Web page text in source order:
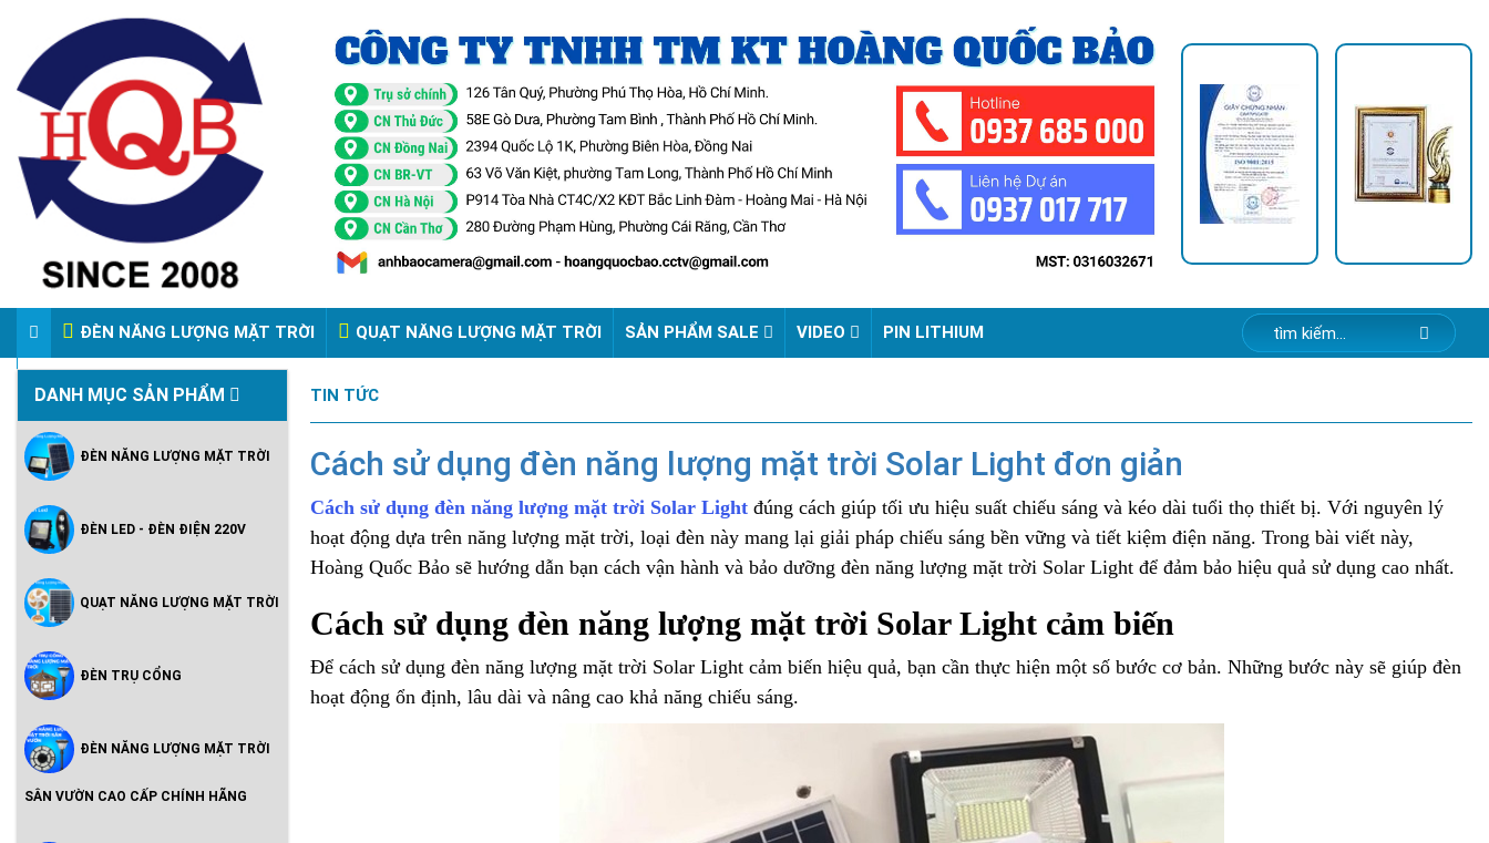
ĐÈN NĂNG LƯỢNG MẶT TRỜI QUẠT NĂNG LƯỢNG MẶT TRỜI SẢN PHẨM SALE VIDEO PIN LITHIUM
VIDEO ĐÈN PHA ĐIỆN 220V
DANH MỤC SẢN PHẨM
ĐÈN NĂNG LƯỢNG MẶT TRỜI
ĐÈN LED - ĐÈN ĐIỆN 220V
Hoàng Quốc Bảo - Độ Sáng Cao,
QUẠT NĂNG LƯỢNG MẶT TRỜI
ĐÈN TRỤ CỔNG
ĐÈN NĂNG LƯỢNG MẶT TRỜI
SÂN VƯỜN CAO CẤP CHÍNH HÃNG
TIN TỨC
Cách sử dụng đèn năng lượng mặt trời Solar Light đơn giản
Cách sử dụng đèn năng lượng mặt trời Solar Light đúng cách giúp tối ưu hiệu suất chiếu sáng và kéo dài tuổi thọ thiết bị. Với nguyên lý
hoạt động dựa trên năng lượng mặt trời, loại đèn này mang lại giải pháp chiếu sáng bền vững và tiết kiệm điện năng. Trong bài viết này,
Hoàng Quốc Bảo sẽ hướng dẫn bạn cách vận hành và bảo dưỡng đèn năng lượng mặt trời Solar Light​ để đảm bảo hiệu quả sử dụng cao nhất.
Cách sử dụng đèn năng lượng mặt trời Solar Light cảm biến
Để cách sử dụng đèn năng lượng mặt trời Solar Light cảm biến hiệu quả, bạn cần thực hiện một số bước cơ bản. Những bước này sẽ giúp đèn
hoạt động ổn định, lâu dài và nâng cao khả năng chiếu sáng.